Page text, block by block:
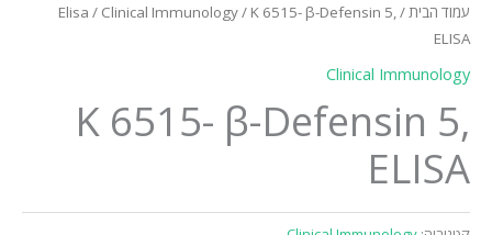
עמוד הבית/
Elisa / Clinical Immunology/ K 6515- β-Defensin 5,
ELISA
Clinical Immunology
K 6515- β-Defensin 5,
ELISA